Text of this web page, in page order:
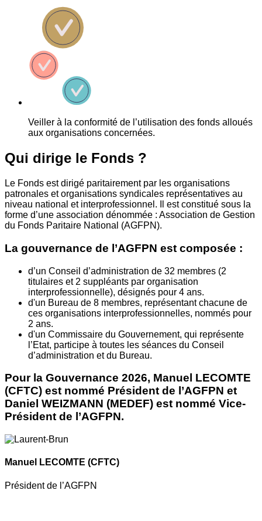
Veiller à la conformité de l’utilisation des fonds alloués
aux organisations concernées.
Qui dirige le Fonds ?
Le Fonds est dirigé paritairement par les organisations
patronales et organisations syndicales représentatives au
niveau national et interprofessionnel. Il est constitué sous la
forme d’une association dénommée : Association de Gestion
du Fonds Paritaire National (AGFPN).
La gouvernance de l’AGFPN est composée :
d’un Conseil d’administration de 32 membres (2
titulaires et 2 suppléants par organisation
interprofessionnelle), désignés pour 4 ans.
d'un Bureau de 8 membres, représentant chacune de
ces organisations interprofessionnelles, nommés pour
2 ans.
d'un Commissaire du Gouvernement, qui représente
l’Etat, participe à toutes les séances du Conseil
d’administration et du Bureau.
Pour la Gouvernance 2026, Manuel LECOMTE
(CFTC) est nommé Président de l’AGFPN et
Daniel WEIZMANN (MEDEF) est nommé Vice-
Président de l’AGFPN.
Manuel LECOMTE (CFTC)
Président de l’AGFPN